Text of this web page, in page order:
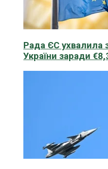
Рада ЄС ухвалила
України заради